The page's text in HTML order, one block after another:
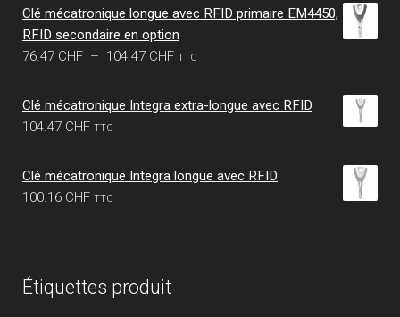
Clé mécatronique longue avec RFID primaire EM4450,
RFID secondaire en option
76.47 CHF – 104.47 CHFPlage
prix :
TTC
Clé mécatronique Integra extra-longue avec RFID
104.47 CHF TTC
Clé mécatronique Integra longue avec RFID
100.16 CHF TTC
Étiquettes produit